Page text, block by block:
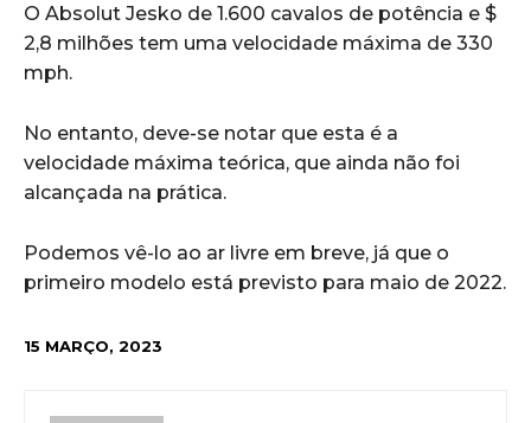
O Absolut Jesko de 1.600 cavalos de potência e $
2,8 milhões tem uma velocidade máxima de 330
mph.
No entanto, deve-se notar que esta é a
velocidade máxima teórica, que ainda não foi
alcançada na prática.
Podemos vê-lo ao ar livre em breve, já que o
primeiro modelo está previsto para maio de 2022.
15 MARÇO, 2023